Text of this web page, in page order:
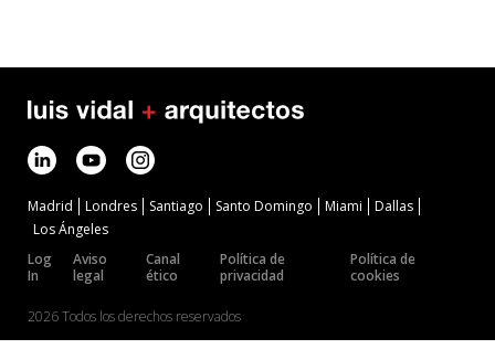
Madrid Londres Santiago Santo Domingo Miami
Dallas
Los Ángeles
Log
In
Aviso
legal
Canal
ético
Política de
privacidad
Política de
cookies
2026 Todos los derechos reservados